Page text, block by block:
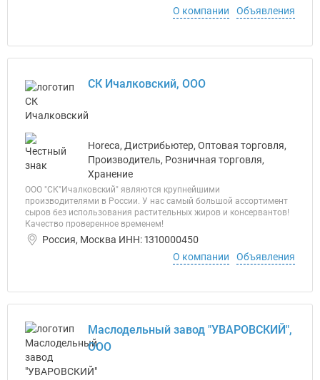
О компании
Объявления
СК Ичалковский, ООО
Horeca, Дистрибьютер, Оптовая торговля,
Производитель, Розничная торговля,
Хранение
ООО "СК"Ичалковский" являются крупнейшими
производителями в России. У нас самый большой ассортимент
сыров без использования растительных жиров и консервантов!
Качество проверенное временем!
Россия, Москва ИНН: 1310000450
О компании
Объявления
Маслодельный завод "УВАРОВСКИЙ",
ООО